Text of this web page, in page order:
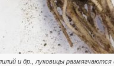
и др., луковицы